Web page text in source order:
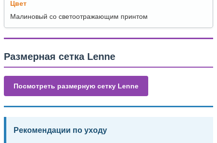
Цвет
Малиновый со светоотражающим принтом
Размерная сетка Lenne
Посмотреть размерную сетку Lenne
Рекомендации по уходу